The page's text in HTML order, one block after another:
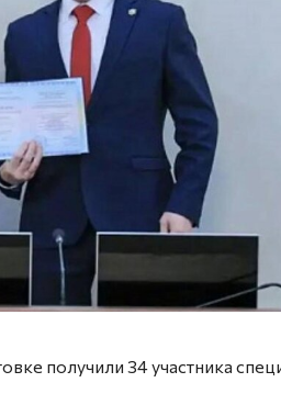
получили 34 участника